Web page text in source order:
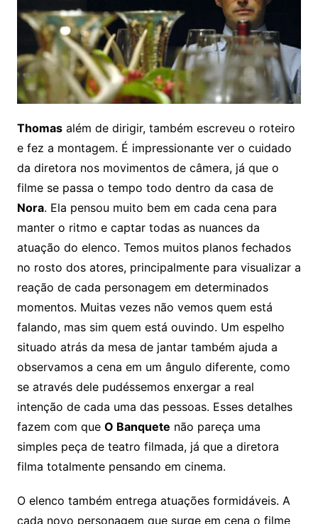
Thomasalém de dirigir, também escreveu o roteiro
e fez a montagem. É impressionante ver o cuidado
da diretora nos movimentos de câmera, já que o
filme se passa o tempo todo dentro da casa de
Nora. Ela pensou muito bem em cada cena para
manter o ritmo e captar todas as nuances da
atuação do elenco. Temos muitos planos fechados
no rosto dos atores, principalmente para visualizar a
reação de cada personagem em determinados
momentos. Muitas vezes não vemos quem está
falando, mas sim quem está ouvindo. Um espelho
situado atrás da mesa de jantar também ajuda a
observamos a cena em um ângulo diferente, como
se através dele pudéssemos enxergar a real
intenção de cada uma das pessoas. Esses detalhes
fazem com que O Banquete não pareça uma
simples peça de teatro filmada, já que a diretora
filma totalmente pensando em cinema.
O elenco também entrega atuações formidáveis. A
cada novo personagem que surge em cena o filme